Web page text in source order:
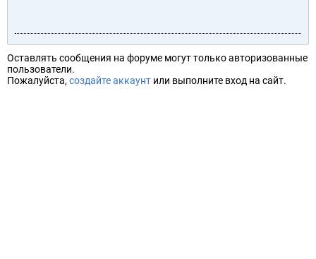
Оставлять сообщения на форуме могут только авторизованные
пользователи.
Пожалуйста, создайте аккаунт или выполните вход на сайт.